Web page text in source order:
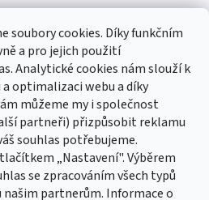
soubory cookies. Díky funkčním
a pro jejich použití
Analytické cookies nám slouží k
optimalizaci webu a díky
můžeme my i společnost
partneři) přizpůsobit reklamu
souhlas potřebujeme.
„Nastavení". Výběrem
se zpracováním všech typů
našim partnerům. Informace o
zasílat informace o nových